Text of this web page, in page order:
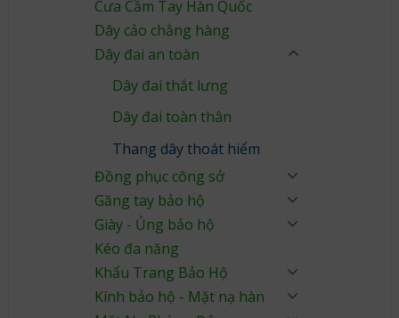
Cưa Cầm Tay Hàn Quốc
Dây cảo chằng hàng
Dây đai an toàn
Dây đai thắt lưng
Dây đai toàn thân
Thang dây thoát hiểm
Đồng phục công sở
Găng tay bảo hộ
Giày - Ủng bảo hộ
Kéo đa năng
Khẩu Trang Bảo Hộ
Kính bảo hộ - Mặt nạ hàn